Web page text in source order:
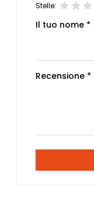
Stelle:
Il tuo nome *
Recensione *